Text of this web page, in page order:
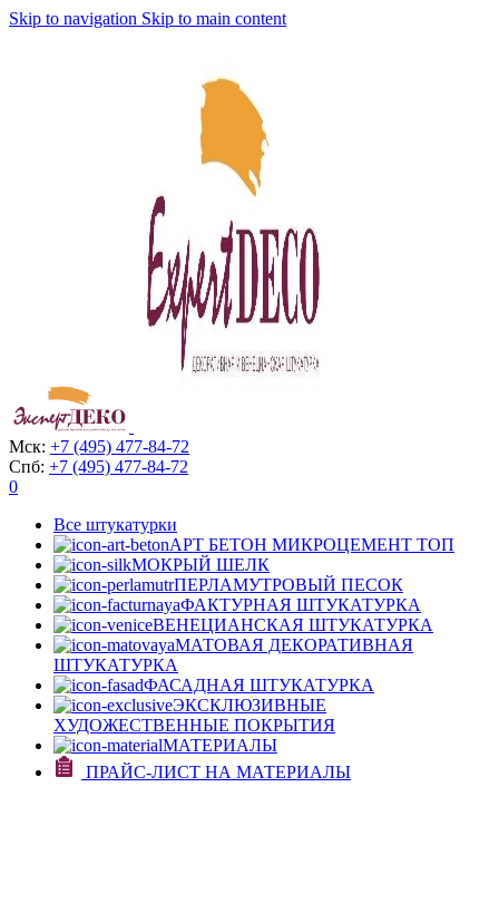
Skip to navigation Skip to main content
Мск: +7 (495) 477-84-72
Спб: +7 (495) 477-84-72
0
Все штукатурки
АРТ БЕТОН МИКРОЦЕМЕНТ ТОП
МОКРЫЙ ШЕЛК
ПЕРЛАМУТРОВЫЙ ПЕСОК
ФАКТУРНАЯ ШТУКАТУРКА
ВЕНЕЦИАНСКАЯ ШТУКАТУРКА
МАТОВАЯ ДЕКОРАТИВНАЯ
ШТУКАТУРКА
ФАСАДНАЯ ШТУКАТУРКА
ЭКСКЛЮЗИВНЫЕ
ХУДОЖЕСТВЕННЫЕ ПОКРЫТИЯ
МАТЕРИАЛЫ
ПРАЙС-ЛИСТ НА МАТЕРИАЛЫ